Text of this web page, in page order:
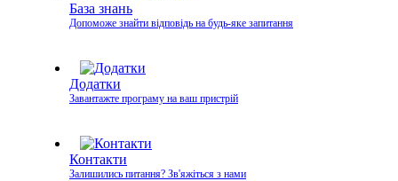
База знань
Допоможе знайти відповідь на будь-яке запитання
Додатки
Завантажте програму на ваш пристрій
Контакти
Залишились питання? Зв'яжіться з нами